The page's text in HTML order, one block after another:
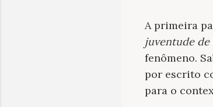
A primeira
juventude de
fenômeno.
por escrito
para o